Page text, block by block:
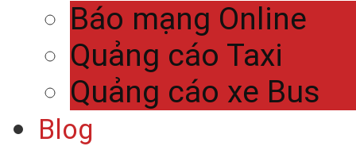
Báo mạng Online
Quảng cáo Taxi
Quảng cáo xe Bus
Blog